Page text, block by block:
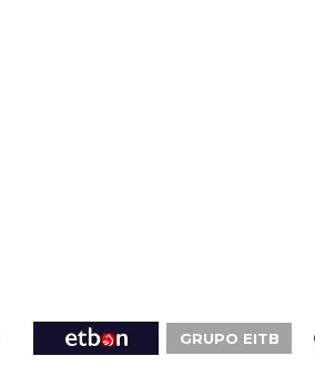
GRUPO EITB